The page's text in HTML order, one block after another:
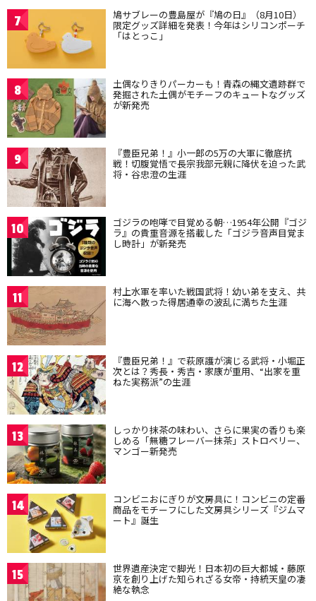
7 鳩サブレーの豊島屋が『鳩の日』（8月10日）
限定グッズ詳細を発表！今年はシリコンポーチ
「はとっこ」
8 土偶なりきりパーカーも！青森の縄文遺跡群で
発掘された土偶がモチーフのキュートなグッズ
が新発売
9 『豊臣兄弟！』小一郎の5万の大軍に徹底抗
戦！切腹覚悟で長宗我部元親に降伏を迫った武
将・谷忠澄の生涯
10 ゴジラの咆哮で目覚める朝…1954年公開『ゴジ
ラ』の貴重音源を搭載した「ゴジラ音声目覚ま
し時計」が新発売
11 村上水軍を率いた戦国武将！幼い弟を支え、共
に海へ散った得居通幸の波乱に満ちた生涯
12 『豊臣兄弟！』で萩原護が演じる武将・小堀正
次とは？秀長・秀吉・家康が重用、“出家を重
ねた実務派”の生涯
13 しっかり抹茶の味わい、さらに果実の香りも楽
しめる「無糖フレーバー抹茶」ストロベリー、
マンゴー新発売
14 コンビニおにぎりが文房具に！コンビニの定番
商品をモチーフにした文房具シリーズ『ジムマ
ート』誕生
15 世界遺産決定で脚光！日本初の巨大都城・藤原
京を創り上げた知られざる女帝・持統天皇の凄
絶な執念